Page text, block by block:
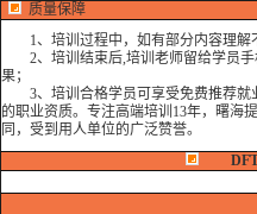
质量保障
1、培训过程中，如有部分内容理解
2、培训结束后,培训老师留给学员手
果；
3、培训合格学员可享受免费推荐就
的职业资质。专注高端培训13年，曙海
同，受到用人单位的广泛赞誉。